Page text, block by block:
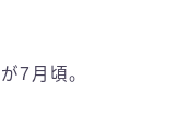
7月頃。